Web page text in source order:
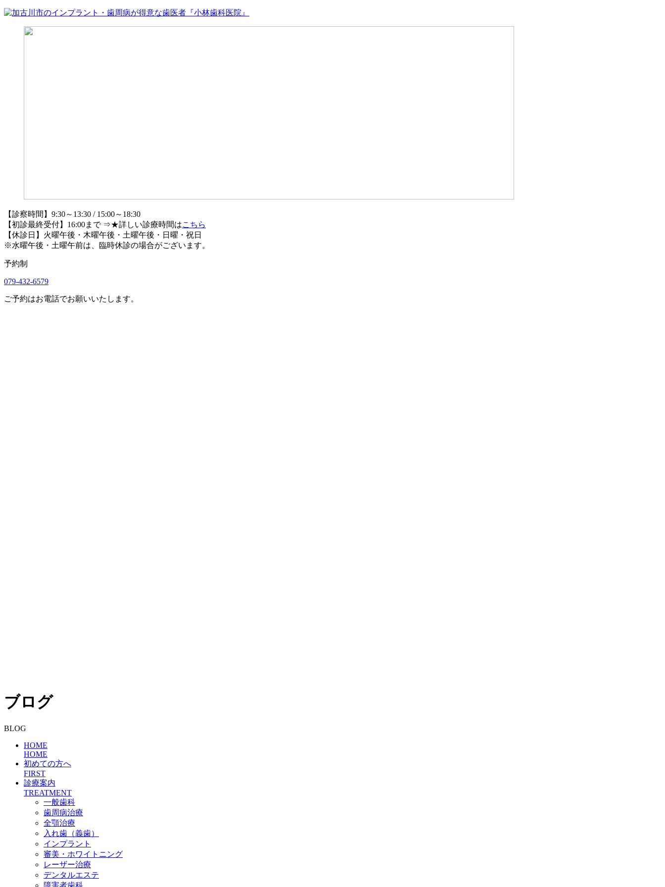
【診察時間】9:30～13:30 / 15:00～18:30
【初診最終受付】16:00まで⇒★詳しい診療時間はこちら
【休診日】火曜午後・木曜午後・土曜午後・日曜・祝日
※水曜午後・土曜午前は、臨時休診の場合がございます。
予約制
079-432-6579
ご予約はお電話でお願いいたします。
ブログ
BLOG
HOME
HOME
初めての方へ
FIRST
診療案内
TREATMENT
一般歯科
歯周病治療
全顎治療
入れ歯（義歯）
インプラント
審美・ホワイトニング
レーザー治療
デンタルエステ
障害者歯科